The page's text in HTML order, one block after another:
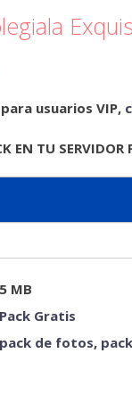
usuarios VIP,
EN TU
5 MB
Pack Gratis
pack de fotos,